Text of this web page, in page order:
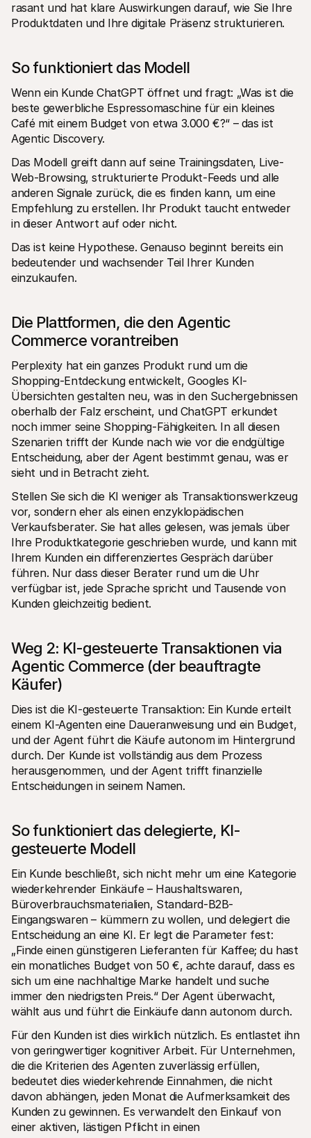
rasant und hat klare Auswirkungen darauf, wie Sie Ihre
Produktdaten und Ihre digitale Präsenz strukturieren.
So funktioniert das Modell
Wenn ein Kunde ChatGPT öffnet und fragt: „Was ist die
beste gewerbliche Espressomaschine für ein kleines
Café mit einem Budget von etwa 3.000 €?“ – das ist
Agentic Discovery.
Das Modell greift dann auf seine Trainingsdaten, Live-
Web-Browsing, strukturierte Produkt-Feeds und alle
anderen Signale zurück, die es finden kann, um eine
Empfehlung zu erstellen. Ihr Produkt taucht entweder
in dieser Antwort auf oder nicht.
Das ist keine Hypothese. Genauso beginnt bereits ein
bedeutender und wachsender Teil Ihrer Kunden
einzukaufen.
Die Plattformen, die den Agentic
Commerce vorantreiben
Perplexity hat ein ganzes Produkt rund um die
Shopping-Entdeckung entwickelt, Googles KI-
Übersichten gestalten neu, was in den Suchergebnissen
oberhalb der Falz erscheint, und ChatGPT erkundet
noch immer seine Shopping-Fähigkeiten. In all diesen
Szenarien trifft der Kunde nach wie vor die endgültige
Entscheidung, aber der Agent bestimmt genau, was er
sieht und in Betracht zieht.
Stellen Sie sich die KI weniger als Transaktionswerkzeug
vor, sondern eher als einen enzyklopädischen
Verkaufsberater. Sie hat alles gelesen, was jemals über
Ihre Produktkategorie geschrieben wurde, und kann mit
Ihrem Kunden ein differenziertes Gespräch darüber
führen. Nur dass dieser Berater rund um die Uhr
verfügbar ist, jede Sprache spricht und Tausende von
Kunden gleichzeitig bedient.
Weg 2: KI-gesteuerte Transaktionen via
Agentic Commerce (der beauftragte
Käufer)
Dies ist die KI-gesteuerte Transaktion: Ein Kunde erteilt
einem KI-Agenten eine Daueranweisung und ein Budget,
und der Agent führt die Käufe autonom im Hintergrund
durch. Der Kunde ist vollständig aus dem Prozess
herausgenommen, und der Agent trifft finanzielle
Entscheidungen in seinem Namen.
So funktioniert das delegierte, KI-
gesteuerte Modell
Ein Kunde beschließt, sich nicht mehr um eine Kategorie
wiederkehrender Einkäufe – Haushaltswaren,
Büroverbrauchsmaterialien, Standard-B2B-
Eingangswaren – kümmern zu wollen, und delegiert die
Entscheidung an eine KI. Er legt die Parameter fest:
„Finde einen günstigeren Lieferanten für Kaffee; du hast
ein monatliches Budget von 50 €, achte darauf, dass es
sich um eine nachhaltige Marke handelt und suche
immer den niedrigsten Preis.“ Der Agent überwacht,
wählt aus und führt die Einkäufe dann autonom durch.
Für den Kunden ist dies wirklich nützlich. Es entlastet ihn
von geringwertiger kognitiver Arbeit. Für Unternehmen,
die die Kriterien des Agenten zuverlässig erfüllen,
bedeutet dies wiederkehrende Einnahmen, die nicht
davon abhängen, jeden Monat die Aufmerksamkeit des
Kunden zu gewinnen. Es verwandelt den Einkauf von
einer aktiven, lästigen Pflicht in einen